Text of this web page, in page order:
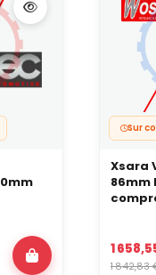
Sur
Xsara
86mm
1
1 842,83